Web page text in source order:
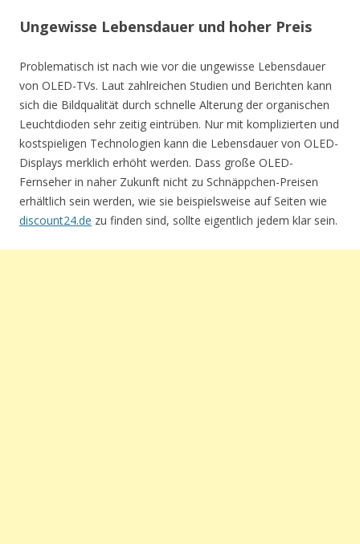
Ungewisse Lebensdauer und hoher Preis
Problematisch ist nach wie vor die ungewisse Lebensdauer
von OLED-TVs. Laut zahlreichen Studien und Berichten kann
sich die Bildqualität durch schnelle Alterung der organischen
Leuchtdioden sehr zeitig eintrüben. Nur mit komplizierten und
kostspieligen Technologien kann die Lebensdauer von OLED-
Displays merklich erhöht werden. Dass große OLED-
Fernseher in naher Zukunft nicht zu Schnäppchen-Preisen
erhältlich sein werden, wie sie beispielsweise auf Seiten wie
discount24.de zu finden sind, sollte eigentlich jedem klar sein.